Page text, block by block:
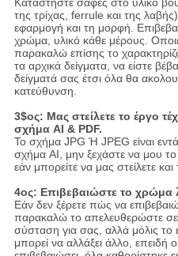
Καταστήστε σαφές στο υλικό
της τρίχας, ferrule και της
εφαρμογή και τη μορφή.
χρώμα, υλικό κάθε μέρους.
παρακαλώ επίσης το
τα αρχικά δείγματα, να είστε
δείγματά σας έτσι όλα θα
κατεύθυνση.
3$ος: Μας στείλετε το έργο
σχήμα AI & PDF.
Το σχήμα JPG Ή JPEG είναι
σχήμα AI, μην ξεχάστε να μου το
εάν μπορείτε να μας στείλετε
4ος: Επιβεβαιώστε το χρώμα
Εάν δεν ξέρετε πώς να
παρακαλώ το απελευθερώστε
σύσταση για σας, αλλά μόλις το
μπορεί να αλλάξει άλλο,